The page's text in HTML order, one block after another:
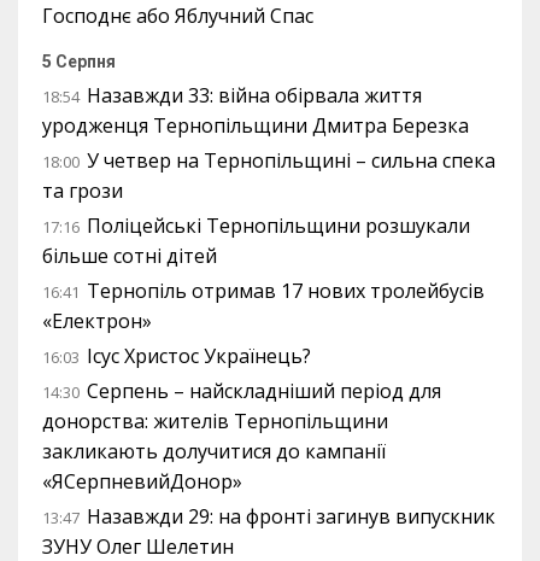
Господнє або Яблучний Спас
5 Серпня
18:54 Назавжди 33: війна обірвала життя
уродженця Тернопільщини Дмитра Березка
18:00 У четвер на Тернопільщині – сильна спека
та грози
17:16 Поліцейські Тернопільщини розшукали
більше сотні дітей
16:41 Тернопіль отримав 17 нових тролейбусів
«Електрон»
16:03 Ісус Христос Українець?
14:30 Серпень – найскладніший період для
донорства: жителів Тернопільщини
закликають долучитися до кампанії
«ЯСерпневийДонор»
13:47 Назавжди 29: на фронті загинув випускник
ЗУНУ Олег Шелетин